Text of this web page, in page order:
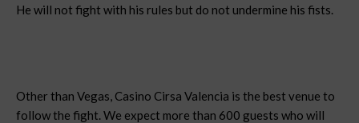
He will not fight with his rules but do not undermine his fists.
Other than Vegas, Casino Cirsa Valencia is the best venue to
follow the fight. We expect more than 600 guests who will